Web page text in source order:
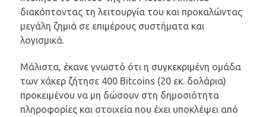
διακόπτοντας τη λειτουργία του και προκαλώντας
μεγάλη ζημιά σε επιμέρους συστήματα και
λογισμικά.
Μάλιστα, έκανε γνωστό ότι η συγκεκριμένη ομάδα
των χάκερ ζήτησε 400 Bitcoins (20 εκ. δολάρια)
προκειμένου να μη δώσουν στη δημοσιότητα
πληροφορίες και στοιχεία που έχει υποκλέψει από